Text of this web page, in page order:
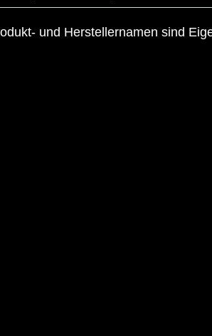
und Herstellernamen sind